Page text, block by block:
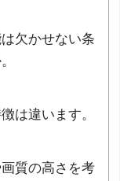
欠かせない条
は違います。
質の高さを考